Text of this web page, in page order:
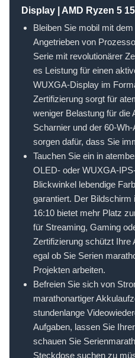
Display | AMD Ryzen 5
Bleiben Sie mobil mit
Angetrieben von
Serie mit revolutionärer
es Leistung für einen
WUXGA-Display im
Zertifizierung sorgt für
weniger Belastung für die
Scharnier und der 60-
sorgen dafür, dass Sie
Tauchen Sie ein in
OLED- oder WUXGA-
Blickwinkel lebendige
garantiert. Der Bildschirm
16:10 bietet mehr Platz
für Streaming, Gaming
Zertifizierung schützt Ihre
egal ob Sie Serien
Projekten arbeiten.
Befreien Sie sich von
marathonartiger
stundenlange
Aufgaben, lassen Sie
schauen Sie
Steckdose suchen zu